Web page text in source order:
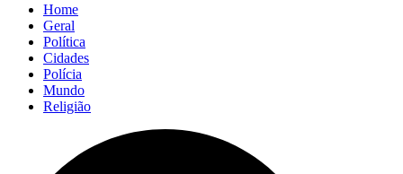
Home
Geral
Política
Cidades
Polícia
Mundo
Religião